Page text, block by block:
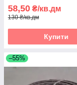
58,50 ₴/кв.дм
130 ₴/кв.дм
Купити
–55%